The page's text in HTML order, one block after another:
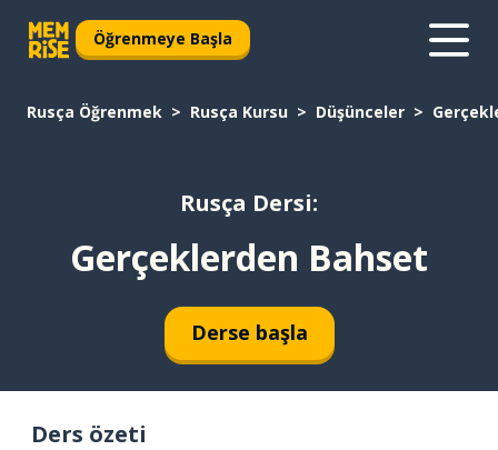
Öğrenmeye Başla
Rusça Öğrenmek Rusça Kursu Düşünceler
Rusça Dersi:
Gerçeklerden Bahset
Derse başla
Ders özeti